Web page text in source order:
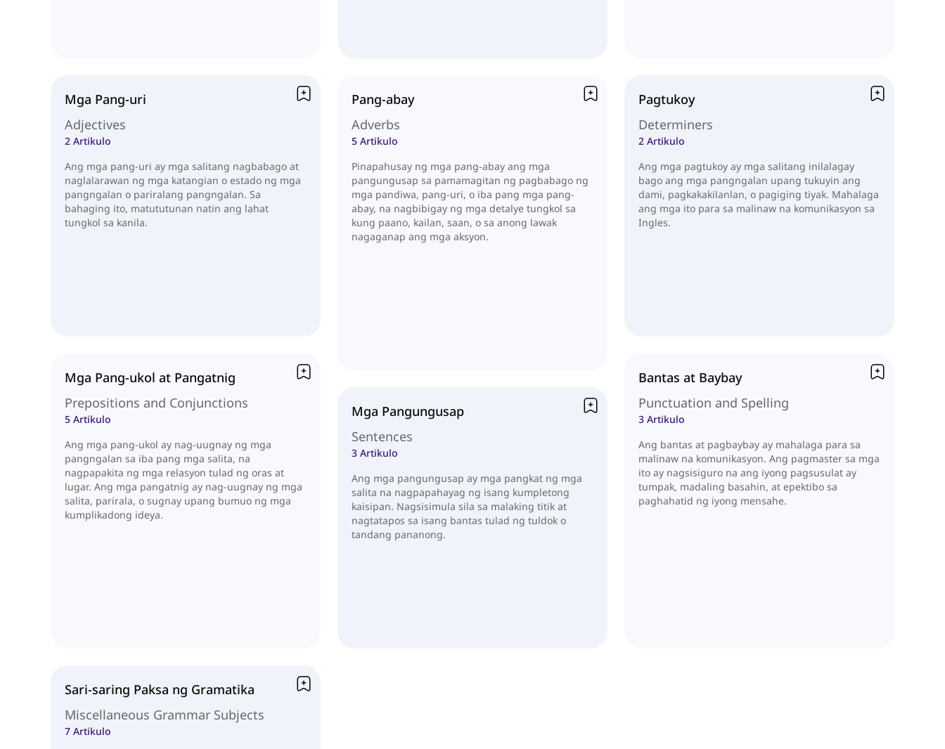
Mga Pang-uri
Adjectives
2 Artikulo
Ang mga pang-uri ay mga salitang nagbabago at
naglalarawan ng mga katangian o estado ng mga
pangngalan o pariralang pangngalan. Sa
bahaging ito, matututunan natin ang lahat
tungkol sa kanila.
Pang-abay
Adverbs
5 Artikulo
Pinapahusay ng mga pang-abay ang mga
pangungusap sa pamamagitan ng pagbabago ng
mga pandiwa, pang-uri, o iba pang mga pang-
abay, na nagbibigay ng mga detalye tungkol sa
kung paano, kailan, saan, o sa anong lawak
nagaganap ang mga aksyon.
Pagtukoy
Determiners
2 Artikulo
Ang mga pagtukoy ay mga salitang inilalagay
bago ang mga pangngalan upang tukuyin ang
dami, pagkakakilanlan, o pagiging tiyak. Mahalaga
ang mga ito para sa malinaw na komunikasyon sa
Ingles.
Mga Pang-ukol at Pangatnig
Prepositions and Conjunctions
5 Artikulo
Ang mga pang-ukol ay nag-uugnay ng mga
pangngalan sa iba pang mga salita, na
nagpapakita ng mga relasyon tulad ng oras at
lugar. Ang mga pangatnig ay nag-uugnay ng mga
salita, parirala, o sugnay upang bumuo ng mga
kumplikadong ideya.
Mga Pangungusap
Sentences
3 Artikulo
Ang mga pangungusap ay mga pangkat ng mga
salita na nagpapahayag ng isang kumpletong
kaisipan. Nagsisimula sila sa malaking titik at
nagtatapos sa isang bantas tulad ng tuldok o
tandang pananong.
Bantas at Baybay
Punctuation and Spelling
3 Artikulo
Ang bantas at pagbaybay ay mahalaga para sa
malinaw na komunikasyon. Ang pagmaster sa mga
ito ay nagsisiguro na ang iyong pagsusulat ay
tumpak, madaling basahin, at epektibo sa
paghahatid ng iyong mensahe.
Sari-saring Paksa ng Gramatika
Miscellaneous Grammar Subjects
7 Artikulo